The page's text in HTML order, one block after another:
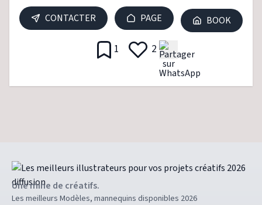
CONTACTER PAGE BOOK
1 2
Une mine de créatifs.
Les meilleurs Modèles, mannequins disponibles 2026